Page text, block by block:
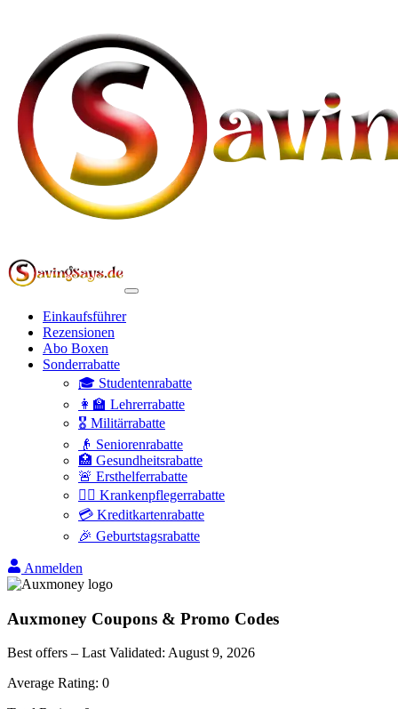
Einkaufsführer
Rezensionen
Abo Boxen
Sonderrabatte
🎓 Studentenrabatte
👩‍🏫 Lehrerrabatte
🎖️ Militärrabatte
👴 Seniorenrabatte
🏥 Gesundheitsrabatte
🚨 Ersthelferrabatte
👩‍⚕️ Krankenpflegerrabatte
💳 Kreditkartenrabatte
🎉 Geburtstagsrabatte
Anmelden
Auxmoney Coupons & Promo Codes
Best offers – Last Validated: August 9, 2026
Average Rating: 0